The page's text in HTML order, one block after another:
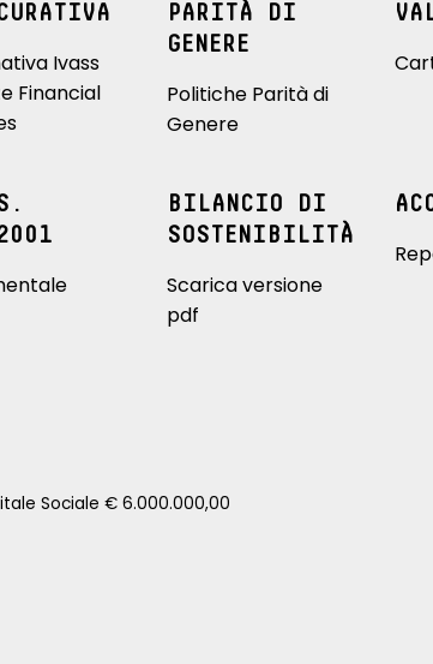
Ivass
Financial
PARITÀ DI
GENERE
Politiche Parità di
Genere
BILANCIO DI
SOSTENIBILITÀ
Scarica versione
pdf
Sociale € 6.000.000,00
tua auto senza impegno